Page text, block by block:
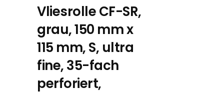
Vliesrolle CF-SR,
grau, 150 mm x
115 mm, S, ultra
fine, 35-fach
perforiert,